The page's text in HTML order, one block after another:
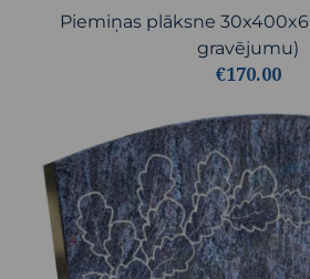
Piemiņas plāksne
gravējumu)
€170.00